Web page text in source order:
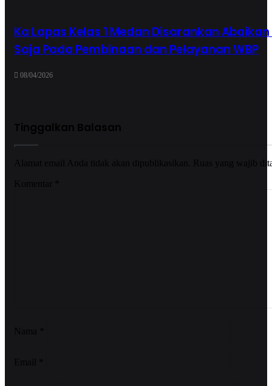
Ka Lapas Kelas 1 Medan Disarankan
Saja Pada Pembinaan dan Pelayanan WBP
08/04/2026
Tinggalkan Balasan
Alamat email Anda tidak akan dipublikasikan.
Ruas yang wajib
Komentar
Nama
Email